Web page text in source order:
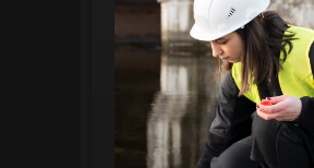
intervenções e monitorar a
estruturas de drenagem. Com
baseadas em dados coletados,
contribui para o
sustentável, reduzindo
enchentes e otimizando a
recursos. Relatórios visuais
comunicação dos
acompanhamento dos
melhoria.